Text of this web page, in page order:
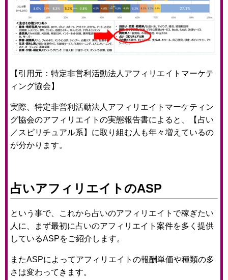
【引用元：特定非営利活動法人アフィリエイトマーケテ
ィング協会】
実際、特定非営利活動法人アフィリエイトマーケティン
グ協会のアフィリエイトの実態報告書によると、【占い
／スピリチュアル系】に取り組む人も年々増えているの
が分かります。
占いアフィリエイトのASP
という事で、これから占いのアフィリエイトで稼ぎたい
人に、まず最初に占いのアフィリエイト案件を多く提供
しているASPをご紹介します。
またASPによってアフィリエイトの報酬単価や種類の多
さは変わってきます。